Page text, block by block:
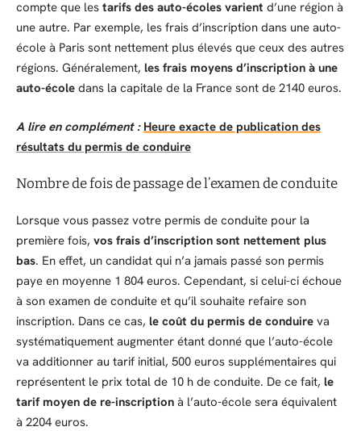
compte que les tarifs des auto-écoles varient d’une région à
une autre. Par exemple, les frais d’inscription dans une auto-
école à Paris sont nettement plus élevés que ceux des autres
régions. Généralement, les frais moyens d’inscription à une
auto-école dans la capitale de la France sont de 2140 euros.
A lire en complément : Heure exacte de publication des
résultats du permis de conduire
Nombre de fois de passage de l’examen de conduite
Lorsque vous passez votre permis de conduite pour la
première fois, vos frais d’inscription sont nettement plus
bas. En effet, un candidat qui n’a jamais passé son permis
paye en moyenne 1 804 euros. Cependant, si celui-ci échoue
à son examen de conduite et qu’il souhaite refaire son
inscription. Dans ce cas, le coût du permis de conduire va
systématiquement augmenter étant donné que l’auto-école
va additionner au tarif initial, 500 euros supplémentaires qui
représentent le prix total de 10 h de conduite. De ce fait, le
tarif moyen de re-inscription à l’auto-école sera équivalent
à 2204 euros.